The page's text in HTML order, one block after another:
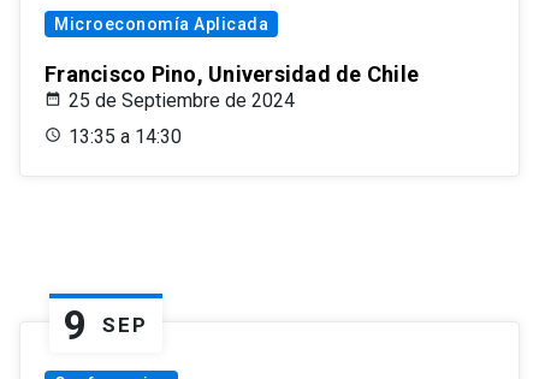
Microeconomía Aplicada
Francisco Pino, Universidad de Chile
25 de Septiembre de 2024
13:35 a 14:30
9 SEP